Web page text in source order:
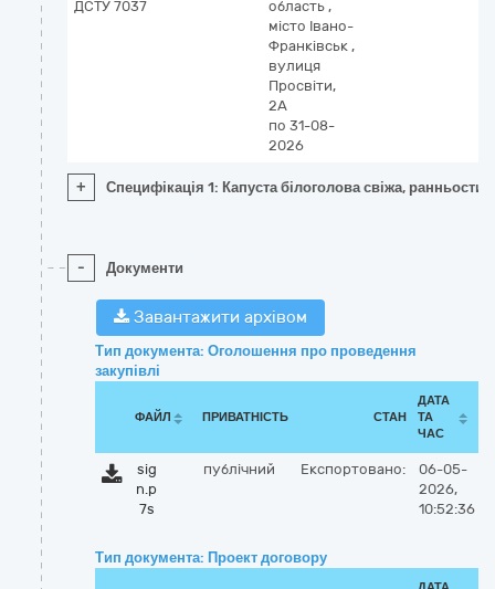
ДСТУ 7037
область ,
місто Івано-
Франківськ ,
вулиця
Просвіти,
2А
по 31-08-
2026
+ Специфікація 1: Капуста білоголова свіжа,
- Документи
Завантажити архівом
Тип документа: Оголошення про проведення
закупівлі
ФАЙЛ ПРИВАТНІСТЬ СТАН
ДАТА
ТА
ЧАС
sig
n.p
7s
публічний Експортовано:
06-05-
2026,
10:52:36
Тип документа: Проект договору